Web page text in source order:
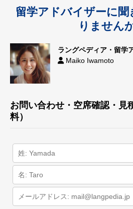
留学アドバイザーに
りません
ラングペディア・留学
Maiko Iwamoto
お問い合わせ・空席確認・見
料）